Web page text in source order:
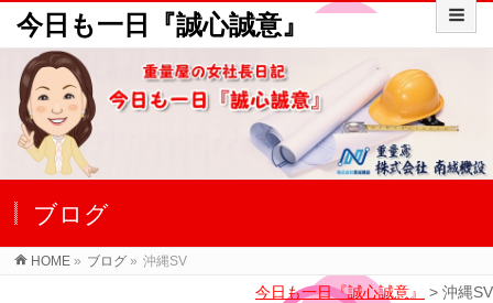
今日も一日『誠心誠意』
ブログ
HOME » ブログ » 沖縄SV
今日も一日『誠心誠意』 > 沖縄SV